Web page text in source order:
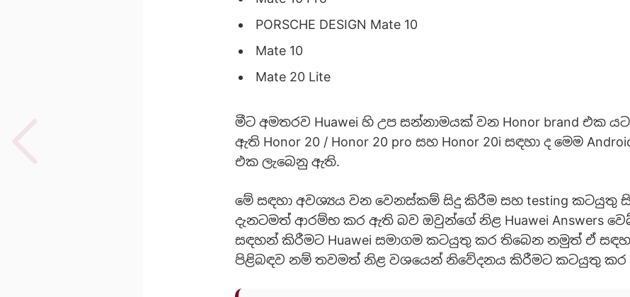
PORSCHE DESIGN Mate 10
Mate 10
Mate 20 Lite
මීට අමතරව Huawei හි උප සන්නාමයක් වන Honor brand එක
ඇති Honor 20 / Honor 20 pro සහ Honor 20i සඳහා ද මෙම
එක ලැබෙනු ඇති.
මේ සඳහා අවශ්‍යය වන වෙනස්කම් සිදු කිරීම සහ testing කටයුතු
දැනටමත් ආරම්භ කර ඇති බව ඔවුන්ගේ නිළ Huawei Answers
සඳහන් කිරීමට Huawei සමාගම කටයුතු කර තිබෙන නමුත් ඒ
පිළිබඳව නම් තවමත් නිළ වශයෙන් නිවේදනය කිරීමට කටයුතු කර